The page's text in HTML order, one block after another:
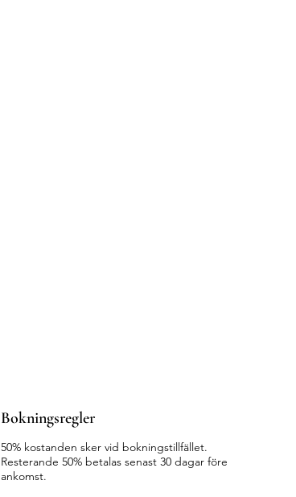
Bokningsregler
50% kostanden sker vid bokningstillfället.
Resterande 50% betalas senast 30 dagar före
ankomst.